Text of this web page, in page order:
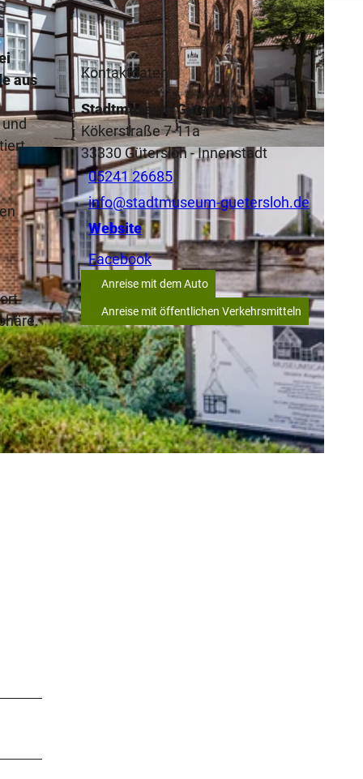
|
aus
Kontaktdaten
Stadtmuseum Gütersloh
Kökerstraße 7-11a
33330Gütersloh- Innenstadt
05241 26685
info@stadtmuseum-guetersloh.de
Website
Facebook
Anreise mit dem Auto
Anreise mit öffentlichen Verkehrsmitteln